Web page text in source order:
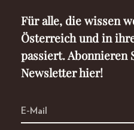
Für alle, die wissen
Österreich und in
passiert. Abonnieren
Newsletter hier!